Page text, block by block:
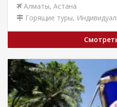
Алматы, Астана
Горящие туры,